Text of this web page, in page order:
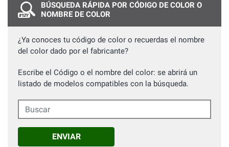
BÚSQUEDA RÁPIDA POR CÓDIGO DE COLOR O
NOMBRE DE COLOR
¿Ya conoces tu código de color o recuerdas el nombre
del color dado por el fabricante?
Escribe el Código o el nombre del color: se abrirá un
listado de modelos compatibles con la búsqueda.
Buscar
ENVIAR